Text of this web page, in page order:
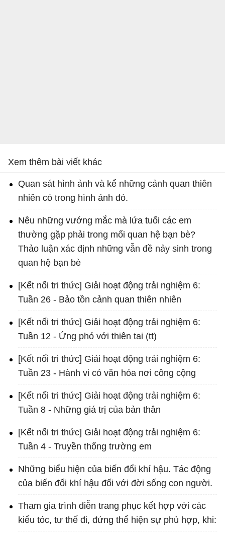
Xem thêm bài viết khác
Quan sát hình ảnh và kể những cảnh quan thiên
nhiên có trong hình ảnh đó.
Nêu những vướng mắc mà lứa tuổi các em
thường gặp phải trong mối quan hệ bạn bè?
Thảo luận xác định những vẫn đề nảy sinh trong
quan hệ bạn bè
[Kết nối tri thức] Giải hoạt động trải nghiệm 6:
Tuần 26 - Bảo tồn cảnh quan thiên nhiên
[Kết nối tri thức] Giải hoạt động trải nghiệm 6:
Tuần 12 - Ứng phó với thiên tai (tt)
[Kết nối tri thức] Giải hoạt động trải nghiệm 6:
Tuần 23 - Hành vi có văn hóa nơi công cộng
[Kết nối tri thức] Giải hoạt động trải nghiệm 6:
Tuần 8 - Những giá trị của bản thân
[Kết nối tri thức] Giải hoạt động trải nghiệm 6:
Tuần 4 - Truyền thống trường em
Những biểu hiện của biến đổi khí hậu. Tác động
của biến đổi khí hậu đối với đời sống con người.
Tham gia trình diễn trang phục kết hợp với các
kiểu tóc, tư thế đi, đứng thể hiện sự phù hợp, khi: